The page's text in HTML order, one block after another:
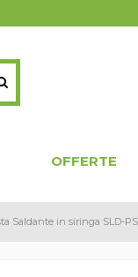
OFFERTE
Saldante in siringa SLD-